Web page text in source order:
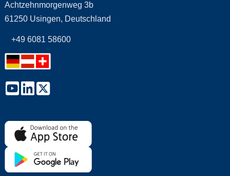
Achtzehnmorgenweg 3b
61250 Usingen, Deutschland
+49 6081 58600